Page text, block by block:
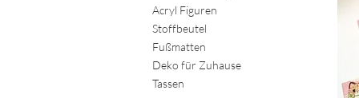
Acryl Figuren
Stoffbeutel
Fußmatten
Deko für Zuhause
Tassen